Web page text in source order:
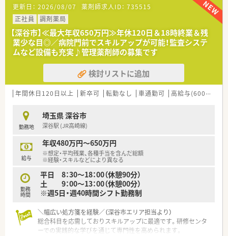
更新日： 2026/08/07 薬剤師求人ID： 735515
正社員
調剤薬局
【深谷市】≪最大年収650万円≫年休120日＆18時終業＆残
業少な目◎／病院門前でスキルアップが可能！監査システ
ムなど設備も充実♪管理薬剤師の募集です
検討リストに追加
年間休日120日以上 新卒可 転勤なし 車通勤可 高給与(600万円以上)
勤務地
埼玉県 深谷市
深谷駅 (JR高崎線)
給与
年収480万円～650万円
※想定・平均残業、各種手当を含んだ総額
※経験・スキルなどにより異なる
勤務
時間
平日 8：30～18：00（休憩90分）
土 9：00～13：00（休憩00分）
※週5日・週40時間シフト勤務制
＼幅広い処方箋を経験／（深谷市エリア担当より）
総合科目を応需しておりスキルアップに最適です。研修センタ
ーでの実践的な学びを通じて専門性を高められます。